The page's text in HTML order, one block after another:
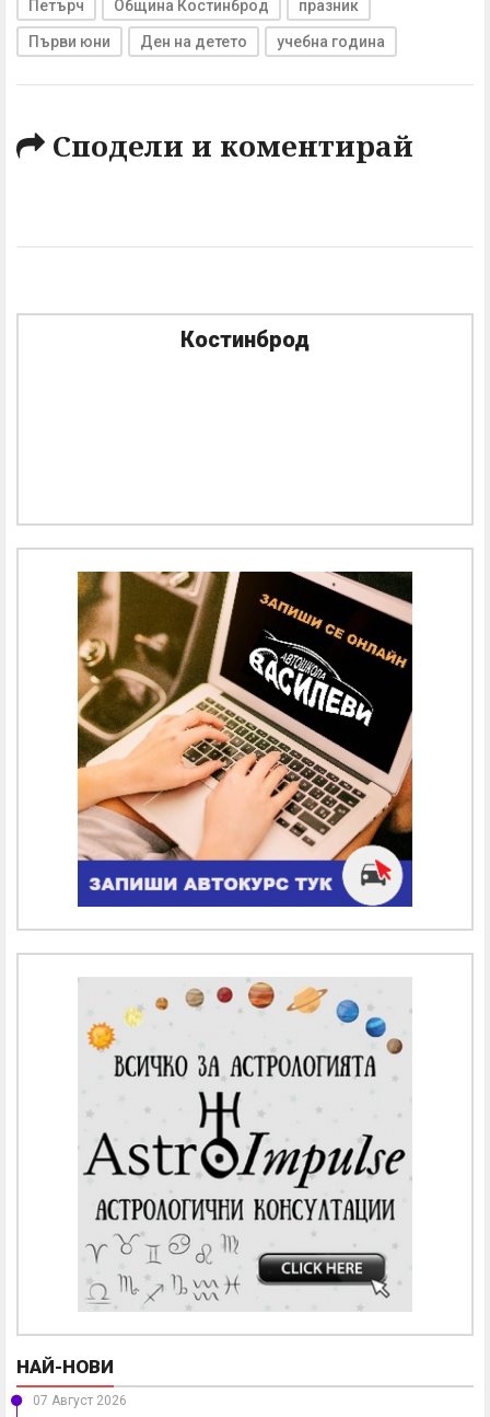
Петърч Община Костинброд празник
Първи юни Ден на детето учебна година
Сподели и коментирай
Костинброд
НАЙ-НОВИ
07 Август 2026